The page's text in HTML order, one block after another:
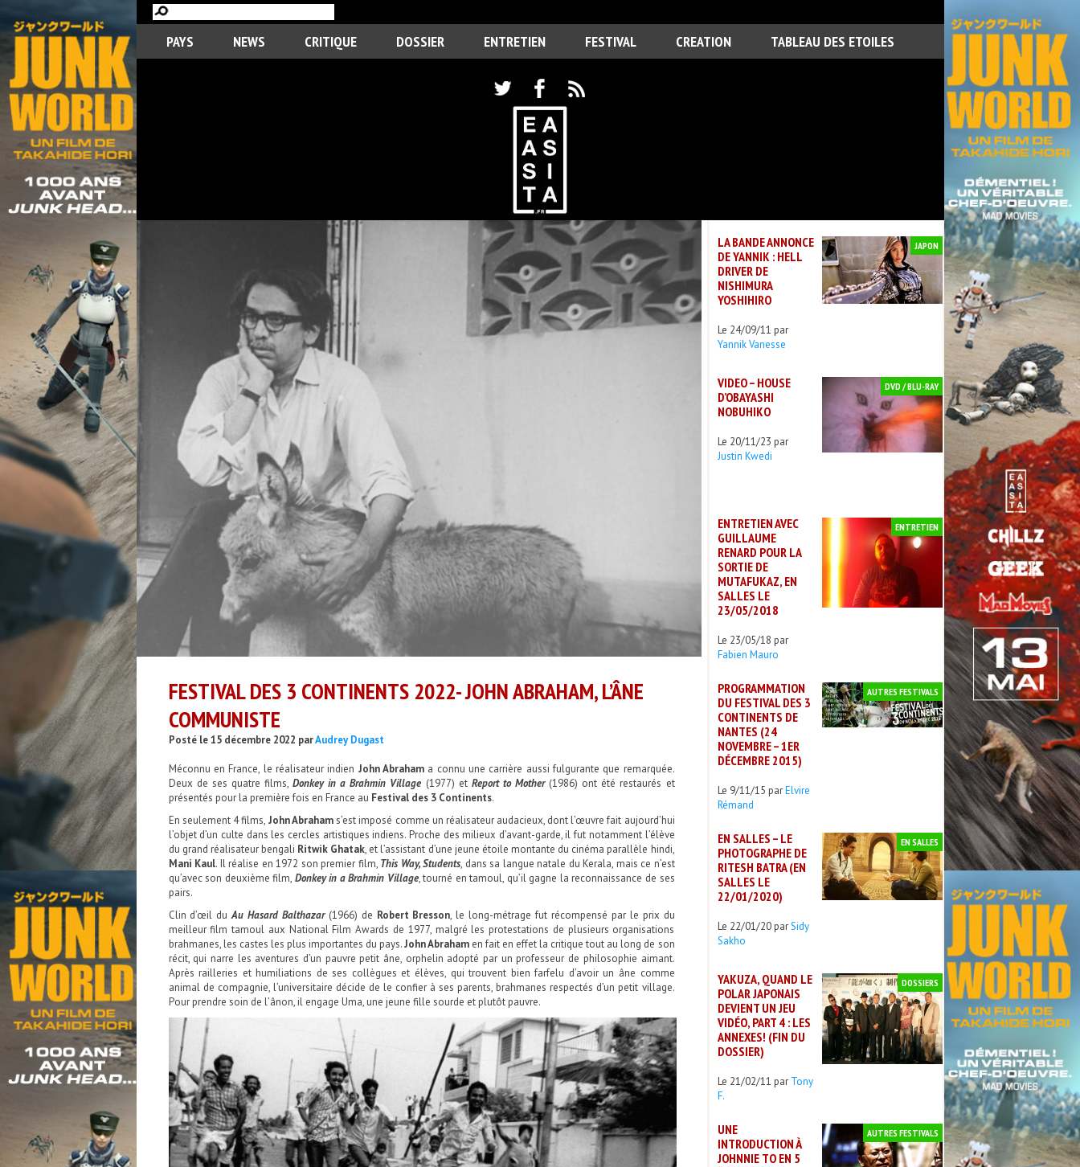
PAYS NEWS CRITIQUE DOSSIER ENTRETIEN FESTIVAL CREATION TABLEAU DES ETOILES
FESTIVAL DES 3 CONTINENTS 2022- JOHN ABRAHAM, L’ÂNE
COMMUNISTE
Posté le 15 décembre 2022 parAudrey Dugast
Méconnu en France, le réalisateur indien John Abrahama connu une carrière aussi fulgurante que remarquée.
Deux de ses quatre films,Donkey in a Brahmin Village (1977) et Report to Mother(1986) ont été restaurés et
présentés pour la première fois en France au Festival des 3 Continents.
En seulement 4 films, John Abrahams’est imposé comme un réalisateur audacieux, dont l’œuvre fait aujourd’hui
l’objet d’un culte dans les cercles artistiques indiens. Proche des milieux d’avant-garde, il fut notamment l’élève
du grand réalisateur bengali Ritwik Ghatak, et l’assistant d’une jeune étoile montante du cinéma parallèle hindi,
Mani Kaul. Il réalise en 1972 son premier film, This Way, Students, dans sa langue natale du Kerala, mais ce n’est
qu’avec son deuxième film, Donkey in a Brahmin Village, tourné en tamoul, qu’il gagne la reconnaissance de ses
pairs.
Clin d’œil duAu Hasard Balthazar (1966) de Robert Bresson, le long-métrage fut récompensé par le prix du
meilleur film tamoul aux National Film Awards de 1977, malgré les protestations de plusieurs organisations
brahmanes, les castes les plus importantes du pays.John Abrahamen fait en effet la critique tout au long de son
récit, qui narre les aventures d’un pauvre petit âne, orphelin adopté par un professeur de philosophie aimant.
Après railleries et humiliations de ses collègues et élèves, qui trouvent bien farfelu d’avoir un âne comme
animal de compagnie, l’universitaire décide de le confier à ses parents, brahmanes respectés d’un petit village.
Pour prendre soin de l’ânon, il engage Uma, une jeune fille sourde et plutôt pauvre.
LA BANDE ANNONCE
DE YANNIK : HELL
DRIVER DE
NISHIMURA
YOSHIHIRO
Le 24/09/11 par
Yannik Vanesse
JAPON
VIDEO – HOUSE
D’OBAYASHI
NOBUHIKO
Le 20/11/23 par
Justin Kwedi
DVD / BLU-RAY
ENTRETIEN AVEC
GUILLAUME
RENARD POUR LA
SORTIE DE
MUTAFUKAZ, EN
SALLES LE
23/05/2018
Le 23/05/18 par
Fabien Mauro
ENTRETIEN
PROGRAMMATION
DU FESTIVAL DES 3
CONTINENTS DE
NANTES (24
NOVEMBRE – 1ER
DÉCEMBRE 2015)
Le 9/11/15 parElvire
Rémand
AUTRES FESTIVALS
EN SALLES – LE
PHOTOGRAPHE DE
RITESH BATRA (EN
SALLES LE
22/01/2020)
Le 22/01/20 parSidy
Sakho
EN SALLES
YAKUZA, QUAND LE
POLAR JAPONAIS
DEVIENT UN JEU
VIDÉO, PART 4 : LES
ANNEXES! (FIN DU
DOSSIER)
Le 21/02/11 par Tony
F.
DOSSIERS
UNE
INTRODUCTION À
JOHNNIE TO EN 5
AUTRES FESTIVALS